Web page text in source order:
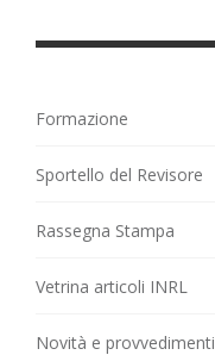
Formazione
Sportello del Revisore
Rassegna Stampa
Vetrina articoli INRL
Novità e provvedimenti